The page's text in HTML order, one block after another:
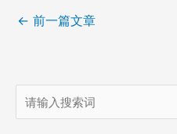
← 前一篇文章
搜
索